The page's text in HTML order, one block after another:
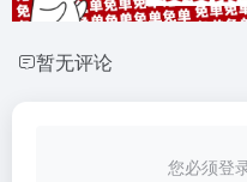
暂无评论
您必须登